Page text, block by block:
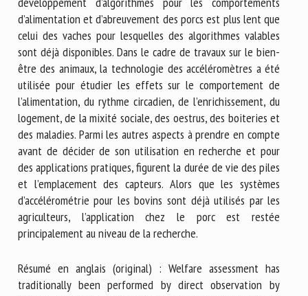
d’alimentation et d’abreuvement des porcs est plus lent que
celui des vaches pour lesquelles des algorithmes valables
sont déjà disponibles. Dans le cadre de travaux sur le bien-
être des animaux, la technologie des accéléromètres a été
utilisée pour étudier les effets sur le comportement de
l’alimentation, du rythme circadien, de l’enrichissement, du
logement, de la mixité sociale, des oestrus, des boiteries et
des maladies. Parmi les autres aspects à prendre en compte
avant de décider de son utilisation en recherche et pour
des applications pratiques, figurent la durée de vie des piles
et l’emplacement des capteurs. Alors que les systèmes
d’accélérométrie pour les bovins sont déjà utilisés par les
agriculteurs, l’application chez le porc est restée
principalement au niveau de la recherche.
Résumé en anglais (original) : Welfare assessment has
traditionally been performed by direct observation by